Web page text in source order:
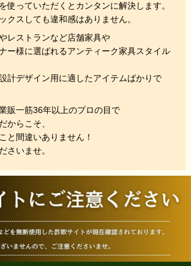
使っていただくと カンタンに解決します。
クスしても違和感はありません。
レストランなど店舗家具や
ー様に選ばれるアンティーク家具スタイル
計デザイン用に適したアイテムばかりで
販一筋36年以上のプロの目で
からこそ、
と間違いありません！
さいませ。